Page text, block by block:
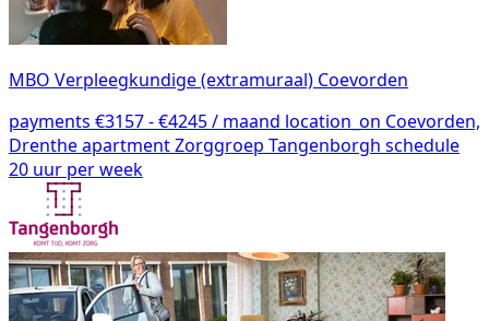
MBO Verpleegkundige (extramuraal) Coevorden
payments €3157 - €4245 / maand location_on Coevorden,
DrentheapartmentZorggroep Tangenborgh schedule
20 uur per week